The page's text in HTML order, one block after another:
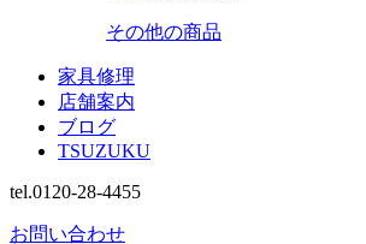
その他の商品
家具修理
店舗案内
ブログ
TSUZUKU
tel.0120-28-4455
お問い合わせ